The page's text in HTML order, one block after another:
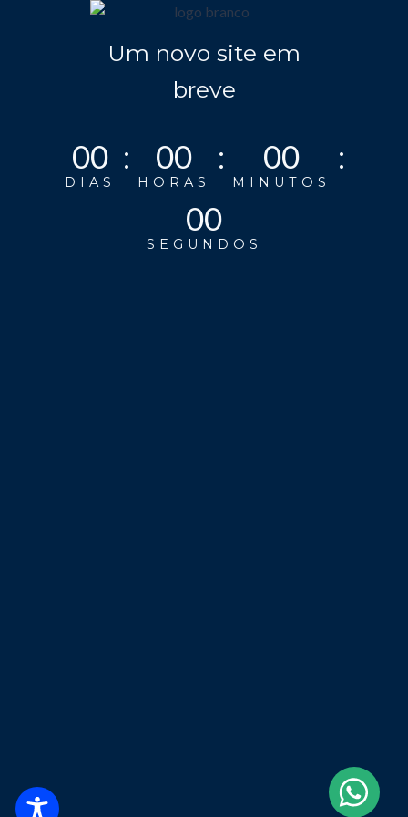
Um novo site em
breve
00
DIAS
: 00
HORAS
: 00
MINUTOS
:
00
SEGUNDOS